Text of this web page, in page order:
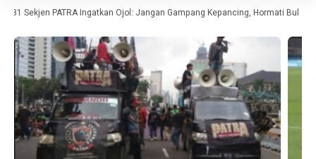
81 Sekjen PATRA Ingatkan Ojol: Jangan Gampang Kepancing, Hormati Bulan